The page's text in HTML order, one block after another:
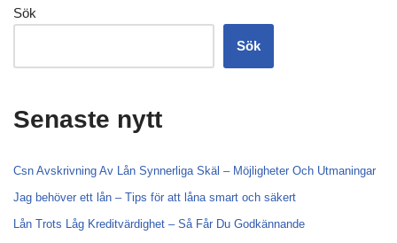
Sök
Sök
Senaste nytt
Csn Avskrivning Av Lån Synnerliga Skäl – Möjligheter Och Utmaningar
Jag behöver ett lån – Tips för att låna smart och säkert
Lån Trots Låg Kreditvärdighet – Så Får Du Godkännande